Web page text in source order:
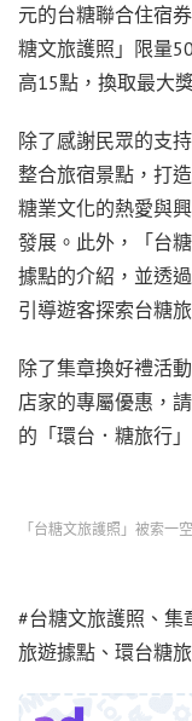
元的台糖聯合住宿
糖文旅護照」限量
高15點，換取最大
除了感謝民眾的支
整合旅宿景點，打
糖業文化的熱愛與
發展。此外，「台
據點的介紹，並透
引導遊客探索台糖
除了集章換好禮活
店家的專屬優惠，
的「環台．糖旅行」
「台糖文旅護照」被索一
#台糖文旅護照、集
旅遊據點、環台糖